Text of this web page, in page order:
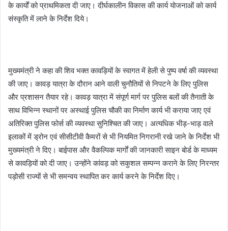
के कार्यों को प्राथमिकता दी जाए। दीर्घकालीन विकास की कार्य योजनाओं को कार्य
संस्कृति में लाने के निर्देश दिये।
मुख्यमंत्री ने कहा की शिव भक्त कावड़ियों के स्वागत में हेली से पुष्प वर्षा की व्यवस्था
की जाए। कावड़ यात्रा के दौरान आने वाली चुनौतियों से निपटने के लिए पुलिस
और प्रशासन तैयार रहे। कावड़ यात्रा में संपूर्ण मार्ग पर पुलिस बलों की तैनाती के
साथ विभिन्न स्थानों पर अस्थाई पुलिस चौकी का निर्माण कार्य भी कराया जाए एवं
अतिरिक्त पुलिस फोर्स की व्यवस्था सुनिश्चित की जाए। अत्यधिक भीड़-भाड़ वाले
इलाकों में ड्रोन एवं सीसीटीवी कैमरों से भी नियमित निगरानी रखे जाने के निर्देश भी
मुख्यमंत्री ने दिए। बाईपास और वैकल्पिक मार्गों की जानकारी साइन बोर्ड के माध्यम
से कावड़ियों को दी जाए। उन्होंने कांवड़ को सकुशल सम्पन्न कराने के लिए निरन्तर
पड़ोसी राज्यों से भी समन्वय स्थापित कर कार्य करने के निर्देश दिए।